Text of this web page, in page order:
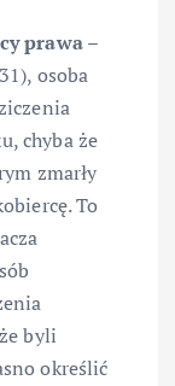
prawa–
osoba
chyba że
zmarły
To
byli
określić